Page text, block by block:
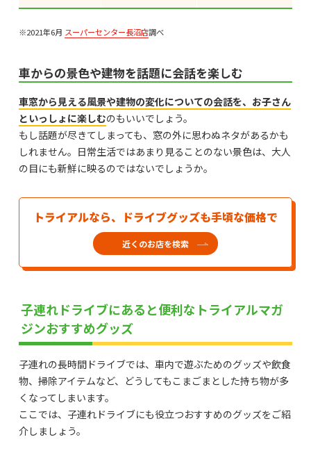
※2021年6月 スーパーセンター長沼店調べ
車からの景色や建物を話題に会話を楽しむ
車窓から見える風景や建物の変化についての会話を、お子さん
といっしょに楽しむのもいいでしょう。
もし話題が尽きてしまっても、窓の外に思わぬネタがあるかも
しれません。日常生活ではあまり見ることのない景色は、大人
の目にも新鮮に映るのではないでしょうか。
トライアルなら、ドライブグッズも手頃な価格で
近くのお店を検索
子連れドライブにあると便利なトライアルマガ
ジンおすすめグッズ
子連れの長時間ドライブでは、車内で遊ぶためのグッズや飲食
物、掃除アイテムなど、どうしてもこまごまとした持ち物が多
くなってしまいます。
ここでは、子連れドライブにも役立つおすすめのグッズをご紹
介しましょう。